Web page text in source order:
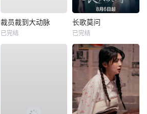
裁员裁到大动脉
已完结
长歌莫问
已完结